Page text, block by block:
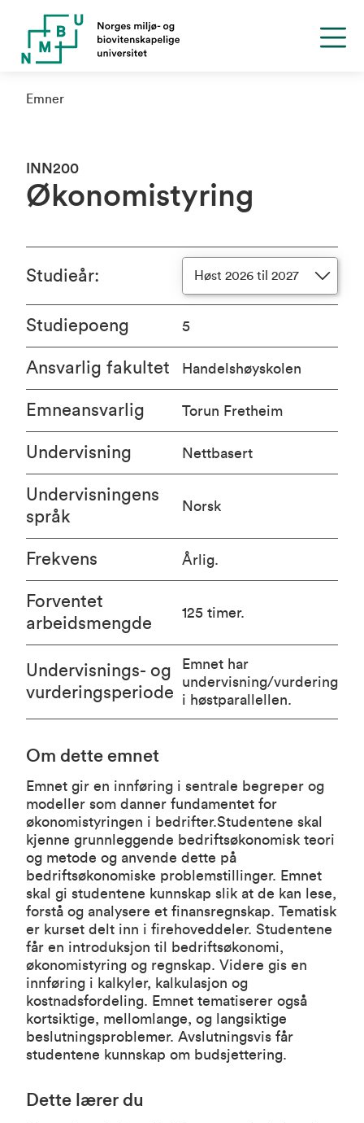
Emner
INN200
Økonomistyring
Om dette emnet
Emnet gir en innføring i sentrale begreper og
modeller som danner fundamentet for
økonomistyringen i bedrifter.Studentene skal
kjenne grunnleggende bedriftsøkonomisk teori
og metode og anvende dette på
bedriftsøkonomiske problemstillinger. Emnet
skal gi studentene kunnskap slik at de kan lese,
forstå og analysere et finansregnskap. Tematisk
er kurset delt inn i firehoveddeler. Studentene
får en introduksjon til bedriftsøkonomi,
økonomistyring og regnskap. Videre gis en
innføring i kalkyler, kalkulasjon og
kostnadsfordeling. Emnet tematiserer også
kortsiktige, mellomlange, og langsiktige
beslutningsproblemer. Avslutningsvis får
studentene kunnskap om budsjettering.
Dette lærer du
Studieår: Høst 2026 til 2027
Studiepoeng 5
Ansvarlig fakultet Handelshøyskolen
Emneansvarlig Torun Fretheim
Undervisning Nettbasert
Undervisningens
språk
Norsk
Frekvens Årlig.
Forventet
arbeidsmengde
125 timer.
Undervisnings- og
vurderingsperiode
Emnet har
undervisning/vurdering
i høstparallellen.